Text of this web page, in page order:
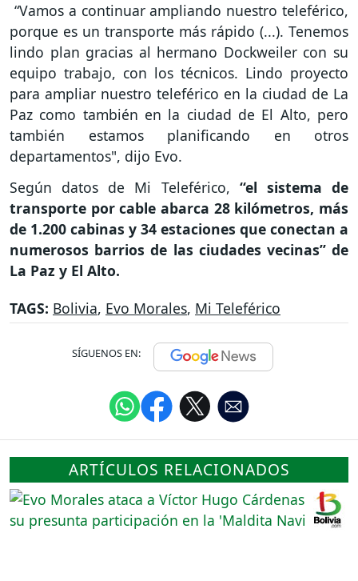
“Vamos a continuar ampliando nuestro teleférico,
porque es un transporte más rápido (...). Tenemos
lindo plan gracias al hermano Dockweiler con su
equipo trabajo, con los técnicos. Lindo proyecto
para ampliar nuestro teleférico en la ciudad de La
Paz como también en la ciudad de El Alto, pero
también estamos planificando en otros
departamentos", dijo Evo.
Según datos de Mi Teleférico, “el sistema de
transporte por cable abarca 28 kilómetros, más
de 1.200 cabinas y 34 estaciones que conectan a
numerosos barrios de las ciudades vecinas” de
La Paz y El Alto.
TAGS: Bolivia, Evo Morales, Mi Teleférico
SÍGUENOS EN:
ARTÍCULOS RELACIONADOS